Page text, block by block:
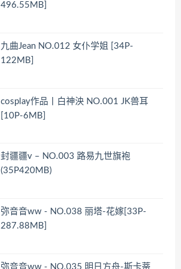
496.55MB]
九曲Jean NO.012 女仆学姐 [34P-
122MB]
cosplay作品丨白神泱 NO.001 JK兽耳
[10P-6MB]
封疆疆v – NO.003 路易九世旗袍
(35P420MB)
弥音音ww - NO.038 丽塔-花嫁[33P-
287.88MB]
弥音音ww - NO.035 明日方舟-斯卡蒂